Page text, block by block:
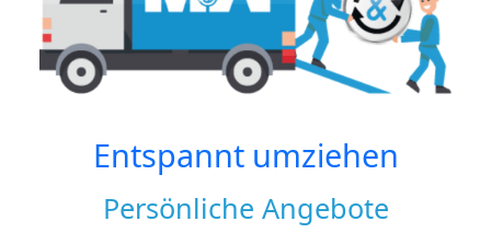
Entspannt umziehen
Persönliche Angebote